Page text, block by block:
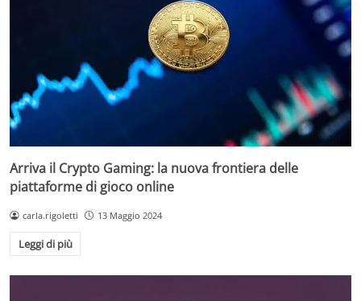
Arriva il Crypto Gaming: la nuova frontiera delle
piattaforme di gioco online
carla.rigoletti 13 Maggio 2024
Leggi di più